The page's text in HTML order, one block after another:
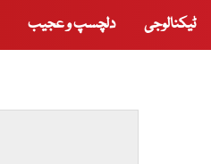
ٹیکنالوجی دلچسپ و عجیب